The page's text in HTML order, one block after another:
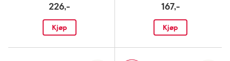
226,-
Kjøp
167,-
Kjøp